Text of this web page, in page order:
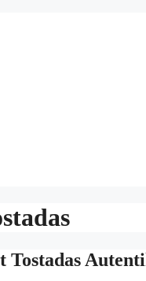
Tostadas